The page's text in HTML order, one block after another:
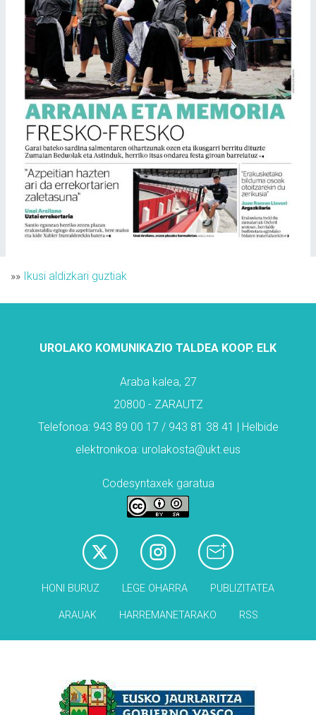
»» Ikusi aldizkari guztiak
UROLAKO KOMUNIKAZIO TALDEA KOOP. ELK
Araba kalea, 27
20800 - ZARAUTZ
Telefonoa: 943 89 00 17 / 943 81 38 41 | Helbide
elektronikoa: urolakosta@ukt.eus
Codesyntaxek garatua
HONI BURUZ LEGE OHARRA PUBLIZITATEA
ARAUAK HARREMANETARAKO RSS